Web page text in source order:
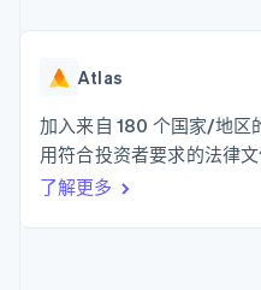
支付成功率优
化
Link
加速结账
数据
交易市场
发行稳定
应用集成
招聘
资讯中
Atlas
加入来自 180 个国家/地区
用符合投资者要求的法律文
了解更多